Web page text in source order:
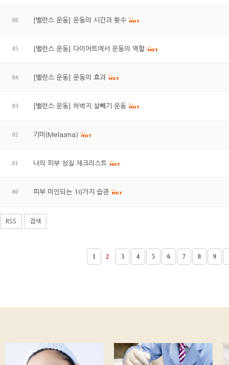
86 [밸런스 운동] 운동의 시간과 횟수
85 [밸런스 운동] 다이어트에서 운동의 역할
84 [밸런스 운동] 운동의 효과
83 [밸런스 운동] 허벅지 살빼기 운동
82 기미(Melasma)
81 나의 피부 성질 체크리스트
80 피부 미인되는 10가지 습관
RSS 검색
1 2 3 4 5 6 7 8 9